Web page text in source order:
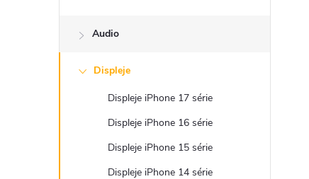
e
Audio
Displeje
Displeje iPhone 17 série
Displeje iPhone 16 série
Displeje iPhone 15 série
Displeje iPhone 14 série